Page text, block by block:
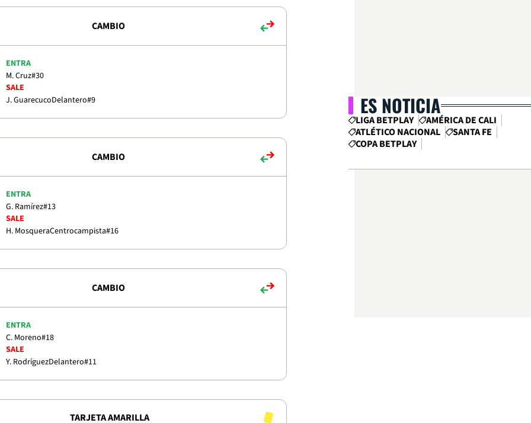
CAMBIO
ENTRA
M. Cruz#30
SALE
J. GuarecucoDelantero#9
CAMBIO
ENTRA
G. Ramírez#13
SALE
H. MosqueraCentrocampista#16
CAMBIO
ENTRA
C. Moreno#18
SALE
Y. RodríguezDelantero#11
TARJETA AMARILLA
ES NOTICIA
LIGA BETPLAY
AMÉRICA DE CALI
ATLÉTICO NACIONAL
SANTA FE
COPA BETPLAY